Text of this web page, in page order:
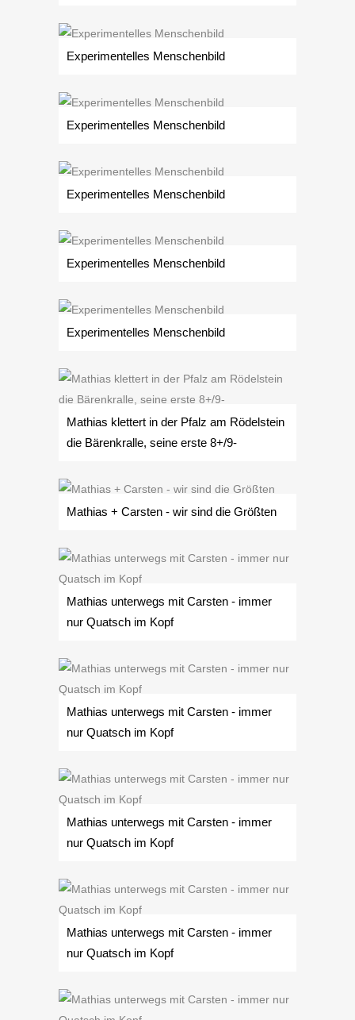
Experimentelles Menschenbild
Experimentelles Menschenbild
Experimentelles Menschenbild
Experimentelles Menschenbild
Experimentelles Menschenbild
Mathias klettert in der Pfalz am Rödelstein
die Bärenkralle, seine erste 8+/9-
Mathias + Carsten - wir sind die Größten
Mathias unterwegs mit Carsten - immer
nur Quatsch im Kopf
Mathias unterwegs mit Carsten - immer
nur Quatsch im Kopf
Mathias unterwegs mit Carsten - immer
nur Quatsch im Kopf
Mathias unterwegs mit Carsten - immer
nur Quatsch im Kopf